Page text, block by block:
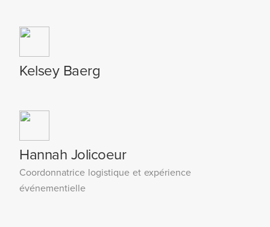
Kelsey Baerg
Hannah Jolicoeur
Coordonnatrice logistique et expérience
événementielle